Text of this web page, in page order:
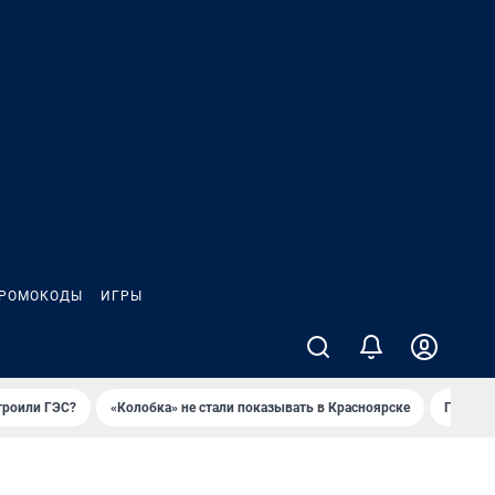
ИГРЫ
ГЭС? «Колобка» не стали показывать в Красноярске Гриль-